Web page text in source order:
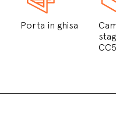
Porta in ghisa